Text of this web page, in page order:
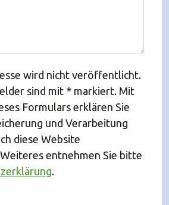
wird nicht veröffentlicht.
sind mit * markiert. Mit
Formulars erklären Sie
und Verarbeitung
diese Website
entnehmen Sie bitte
.